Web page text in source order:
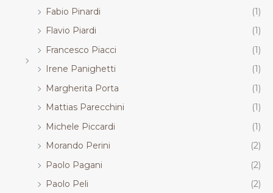
Fabio Pinardi
(1)
Flavio Piardi
(1)
Francesco Piacci
(1)
Irene Panighetti
(1)
Margherita Porta
(1)
Mattias Parecchini
(1)
Michele Piccardi
(1)
Morando Perini
(2)
Paolo Pagani
(2)
Paolo Peli
(2)